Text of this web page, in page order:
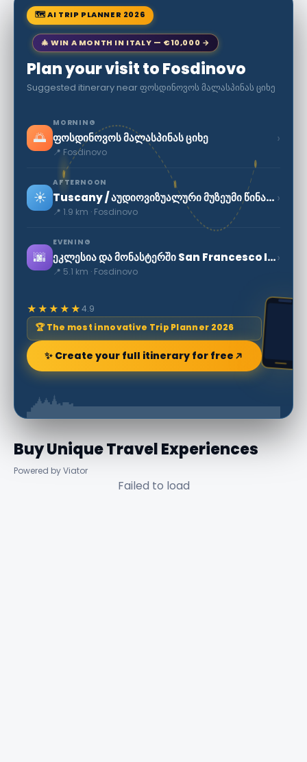
🗺 AI TRIP PLANNER 2026
🎄 WIN A MONTH IN ITALY — €10,000 →
Plan your visit to Fosdinovo
Suggested itinerary near ფოსდინოვოს მალასპინას ციხე
🌅
MORNING
ფოსდინოვოს მალასპინას ციხე
📍 Fosdinovo
›
☀️
AFTERNOON
Tuscany / აუდიოვიზუალური მუზეუმი წინააღმდეგობის
📍 1.9 km · Fosdinovo
›
🌆
EVENING
ეკლესია და მონასტერში San Francesco In Sarzana
📍 5.1 km · Fosdinovo
›
★★★★★4.9
🏆 The most innovative Trip Planner 2026
✨ Create your full itinerary for free
Buy Unique Travel Experiences
Powered by Viator
Failed to load